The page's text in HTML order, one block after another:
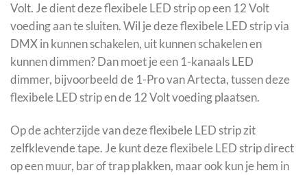
Volt. Je dient deze flexibele LED strip op een 12 Volt
voeding aan te sluiten. Wil je deze flexibele LED strip via
DMX in kunnen schakelen, uit kunnen schakelen en
kunnen dimmen? Dan moet je een 1-kanaals LED
dimmer, bijvoorbeeld de 1-Pro van Artecta, tussen deze
flexibele LED strip en de 12 Volt voeding plaatsen.
Op de achterzijde van deze flexibele LED strip zit
zelfklevende tape. Je kunt deze flexibele LED strip direct
op een muur, bar of trap plakken, maar ook kun je hem in